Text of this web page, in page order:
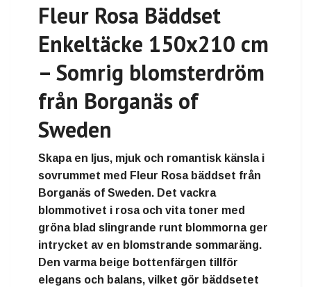
Fleur Rosa Bäddset
Enkeltäcke 150x210 cm
– Somrig blomsterdröm
från Borganäs of
Sweden
Skapa en ljus, mjuk och romantisk känsla i
sovrummet med Fleur Rosa bäddset från
Borganäs of Sweden. Det vackra
blommotivet i rosa och vita toner med
gröna blad slingrande runt blommorna ger
intrycket av en blomstrande sommaräng.
Den varma beige bottenfärgen tillför
elegans och balans, vilket gör bäddsetet